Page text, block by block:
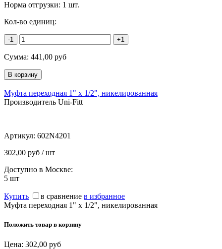
Норма отгрузки: 1 шт.
Кол-во единиц:
-1 +1
Сумма: 441,00 руб
Муфта переходная 1" х 1/2", никелированная
Производитель Uni-Fitt
Артикул: 602N4201
302,00 руб / шт
Доступно в Москве:
5 шт
Купить в сравнение в избранное
Муфта переходная 1" х 1/2", никелированная
Положить товар в корзину
Цена: 302,00 руб